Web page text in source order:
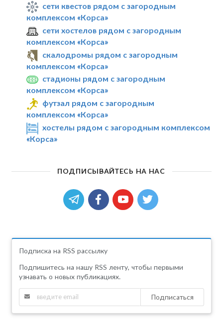
сети квестов рядом с загородным
комплексом «Корса»
сети хостелов рядом с загородным
комплексом «Корса»
скалодромы рядом с загородным
комплексом «Корса»
стадионы рядом с загородным
комплексом «Корса»
футзал рядом с загородным
комплексом «Корса»
хостелы рядом с загородным комплексом
«Корса»
ПОДПИСЫВАЙТЕСЬ НА НАС
Подписка на RSS рассылку
Подпишитесь на нашу RSS ленту, чтобы первыми
узнавать о новых публикациях.
Подписаться